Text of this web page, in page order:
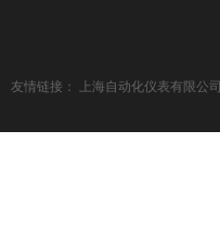
友情链接： 上海自动化仪表有限公司